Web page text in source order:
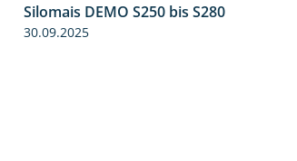
Silomais DEMO S250 bis S280
30.09.2025